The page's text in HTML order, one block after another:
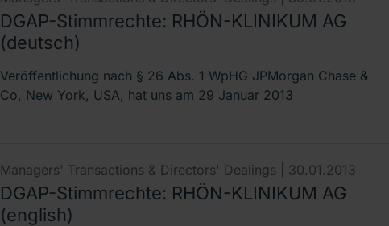
DGAP-Stimmrechte: RHÖN-KLINIKUM AG
(deutsch)
Veröffentlichung nach § 26 Abs. 1 WpHG JPMorgan Chase &
Co, New York, USA, hat uns am 29 Januar 2013
Managers' Transactions & Directors' Dealings | 30.01.2013
DGAP-Stimmrechte: RHÖN-KLINIKUM AG
(english)